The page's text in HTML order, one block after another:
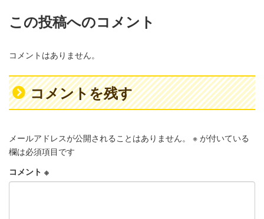
この投稿へのコメント
コメントはありません。
コメントを残す
メールアドレスが公開されることはありません。 ※ が付いている
欄は必須項目です
コメント ※